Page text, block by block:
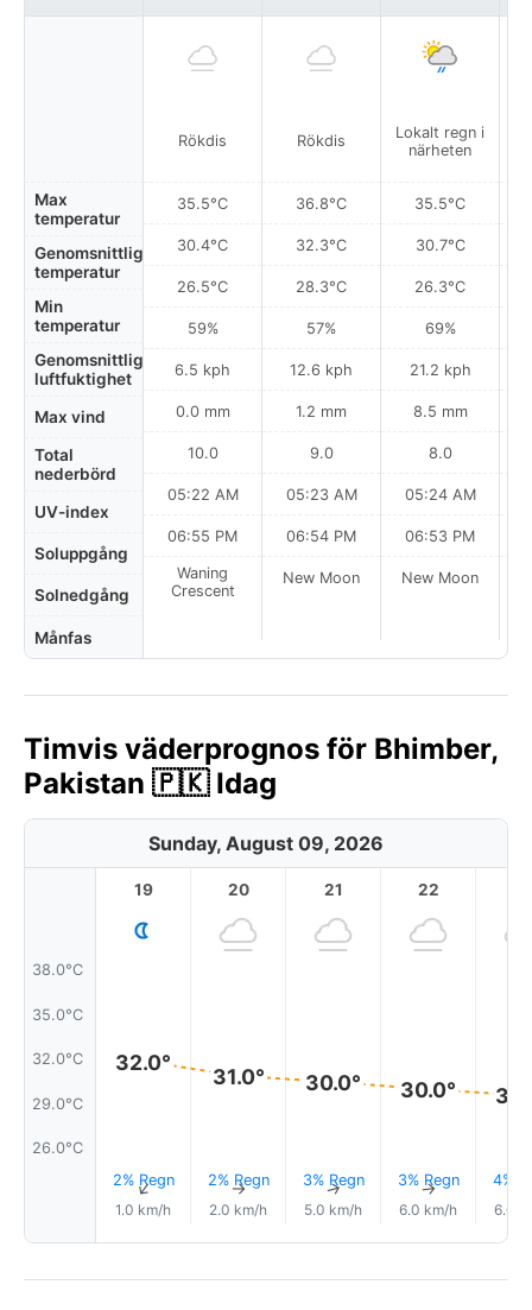
Max
temperatur
Genomsnittlig
temperatur
Min
temperatur
Genomsnittlig
luftfuktighet
Max vind
Total
nederbörd
UV-index
Soluppgång
Solnedgång
Månfas
Rökdis
35.5°C
30.4°C
26.5°C
59%
6.5 kph
0.0 mm
10.0
05:22 AM
06:55 PM
Waning
Crescent
Rökdis
36.8°C
32.3°C
28.3°C
57%
12.6 kph
1.2 mm
9.0
05:23 AM
06:54 PM
New Moon
Lokalt regn i
närheten
35.5°C
30.7°C
26.3°C
69%
21.2 kph
8.5 mm
8.0
05:24 AM
06:53 PM
New Moon
Timvis väderprognos för Bhimber,
Pakistan 🇵🇰 Idag
Sunday, August 09, 2026
38.0°C
35.0°C
32.0°C
29.0°C
26.0°C
19
32.0°
2% Regn
↑
1.0 km/h
20
31.0°
2% Regn
↑
2.0 km/h
21
30.0°
3% Regn
↑
5.0 km/h
22
30.0°
3% Regn
↑
6.0 km/h
4%
6.0